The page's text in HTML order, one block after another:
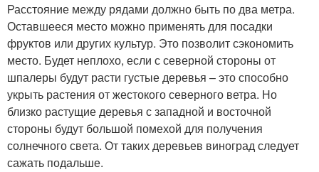
Расстояние между рядами должно быть по два метра.
Оставшееся место можно применять для посадки
фруктов или других культур. Это позволит сэкономить
место. Будет неплохо, если с северной стороны от
шпалеры будут расти густые деревья – это способно
укрыть растения от жестокого северного ветра. Но
близко растущие деревья с западной и восточной
стороны будут большой помехой для получения
солнечного света. От таких деревьев виноград следует
сажать подальше.